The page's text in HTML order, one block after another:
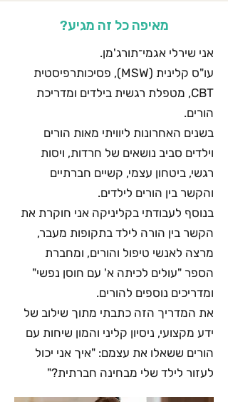
מאיפה כל זה מגיע?
אני שירלי אגמי־תורג'מן.
עו"ס קלינית (MSW), פסיכותרפיסטית
CBT, מטפלת רגשית בילדים ומדריכת
הורים.
בשנים האחרונות ליוויתי מאות הורים
וילדים סביב נושאים של חרדות, ויסות
רגשי, ביטחון עצמי, קשיים חברתיים
והקשר בין הורים לילדים.
בנוסף לעבודתי בקליניקה אני חוקרת את
הקשר בין הורה לילד בתקופות מעבר,
מרצה לאנשי טיפול והורים, ומחברת
הספר "עולים לכיתה א' עם חוסן נפשי"
ומדריכים נוספים להורים.
את המדריך הזה כתבתי מתוך שילוב של
ידע מקצועי, ניסיון קליני והמון שיחות עם
הורים ששאלו את עצמם: "איך אני יכול
לעזור לילד שלי מבחינה חברתית?"